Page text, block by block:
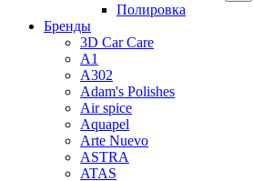
Полировка
Бренды
3D Car Care
A1
A302
Adam's Polishes
Air spice
Aquapel
Arte Nuevo
ASTRA
ATAS